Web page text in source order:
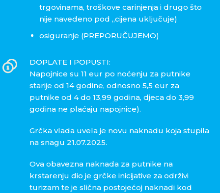
trgovinama, troškove carinjenja i drugo što
nije navedeno pod „cijena uključuje)
osiguranje (PREPORUČUJEMO)
DOPLATE I POPUSTI:
Napojnice su 11 eur po noćenju za putnike
starije od 14 godine, odnosno 5,5 eur za
putnike od 4 do 13,99 godina, djeca do 3,99
godina ne plaćaju napojnice).
Grčka vlada uvela je novu naknadu koja stupila
na snagu 21.07.2025.
Ova obavezna naknada za putnike na
krstarenju dio je grčke inicijative za održivi
turizam te je slična postojećoj naknadi kod